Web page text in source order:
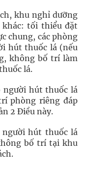
khu nghỉ dưỡng
tối thiểu đặt
chung, các phòng
hút thuốc lá (nếu
không bố trí làm
lá.
người hút thuốc lá
phòng riêng đáp
2 Điều này.
người hút thuốc lá
bố trí tại khu